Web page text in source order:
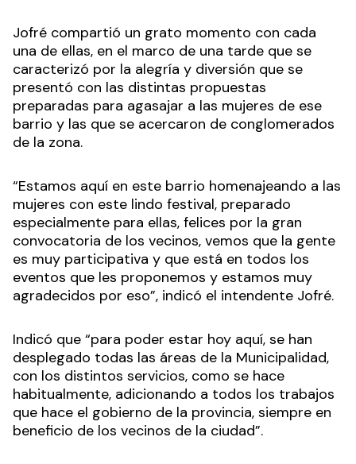
Jofré compartió un grato momento con cada
una de ellas, en el marco de una tarde que se
caracterizó por la alegría y diversión que se
presentó con las distintas propuestas
preparadas para agasajar a las mujeres de ese
barrio y las que se acercaron de conglomerados
de la zona.
“Estamos aquí en este barrio homenajeando a las
mujeres con este lindo festival, preparado
especialmente para ellas, felices por la gran
convocatoria de los vecinos, vemos que la gente
es muy participativa y que está en todos los
eventos que les proponemos y estamos muy
agradecidos por eso”, indicó el intendente Jofré.
Indicó que “para poder estar hoy aquí, se han
desplegado todas las áreas de la Municipalidad,
con los distintos servicios, como se hace
habitualmente, adicionando a todos los trabajos
que hace el gobierno de la provincia, siempre en
beneficio de los vecinos de la ciudad”.